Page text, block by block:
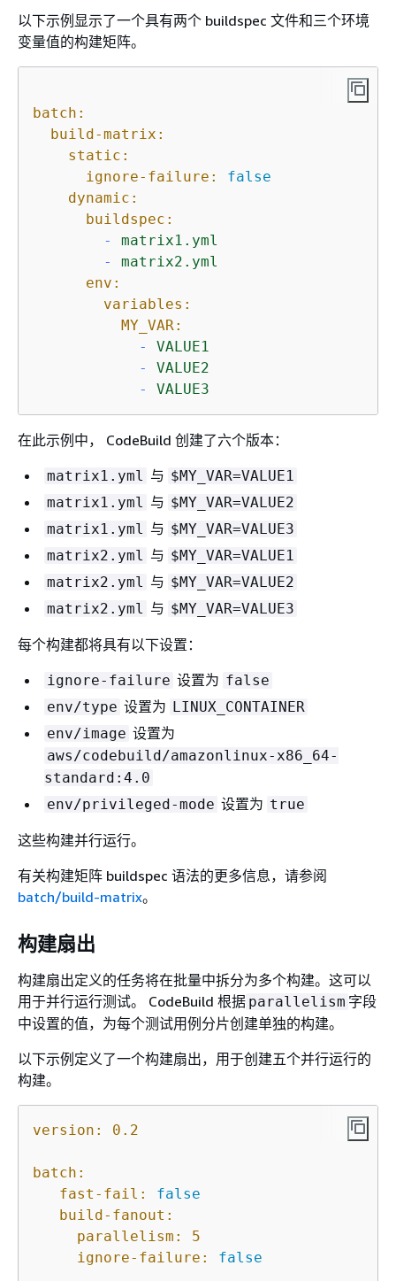
以下示例显示了一个具有两个 buildspec 文件和三个环境
变量值的构建矩阵。
batch:
build-matrix:
static:
ignore-failure:
false
dynamic:
buildspec:
-
matrix1.yml
-
matrix2.yml
env:
variables:
MY_VAR:
-
VALUE1
-
VALUE2
-
VALUE3
在此示例中， CodeBuild 创建了六个版本：
matrix1.yml 与 $MY_VAR=VALUE1
matrix1.yml 与 $MY_VAR=VALUE2
matrix1.yml 与 $MY_VAR=VALUE3
matrix2.yml 与 $MY_VAR=VALUE1
matrix2.yml 与 $MY_VAR=VALUE2
matrix2.yml 与 $MY_VAR=VALUE3
每个构建都将具有以下设置：
ignore-failure 设置为 false
env/type 设置为 LINUX_CONTAINER
env/image 设置为
aws/codebuild/amazonlinux-x86_64-
standard:4.0
env/privileged-mode 设置为 true
这些构建并行运行。
有关构建矩阵 buildspec 语法的更多信息，请参阅
batch/build-matrix。
构建扇出
构建扇出定义的任务将在批量中拆分为多个构建。这可以
用于并行运行测试。 CodeBuild 根据 parallelism 字段
中设置的值，为每个测试用例分片创建单独的构建。
以下示例定义了一个构建扇出，用于创建五个并行运行的
构建。
version: 0.2
batch:
fast-fail:
false
build-fanout:
parallelism:
5
ignore-failure:
false